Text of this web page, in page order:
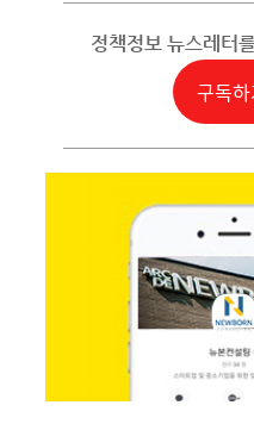
정책정보 뉴스레터
구독